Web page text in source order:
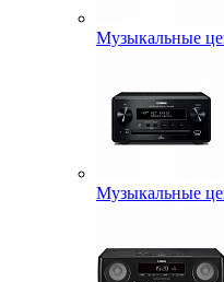
Музыкальные
Музыкальные